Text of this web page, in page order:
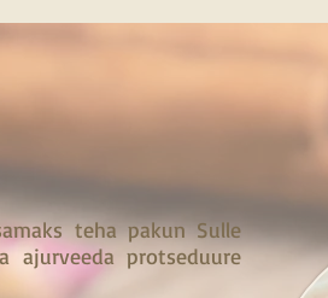
teha pakun Sulle
ajurveeda protseduure